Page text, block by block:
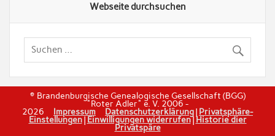
Webseite durchsuchen
© Brandenburgische Genealogische Gesellschaft (BGG)
"Roter Adler" e. V. 2006 -
2026 Impressum Datenschutzerklärung| Privatsphäre-
Einstellungen| Einwilligungen widerrufen|Historie dier
Privatspäre